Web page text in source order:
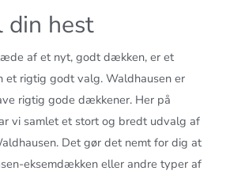
hest
af et nyt, godt dækken, er et
rigtig godt valg. Waldhausen er
rigtig gode dækkener. Her på
vi samlet et stort og bredt udvalg af
Det gør det nemt for dig at
eksemdækken eller andre typer af